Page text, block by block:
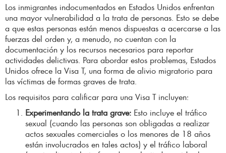
Los inmigrantes indocumentados en Estados Unidos enfrentan
una mayor vulnerabilidad a la trata de personas. Esto se debe
a que estas personas están menos dispuestas a acercarse a las
fuerzas del orden y, a menudo, no cuentan con la
documentación y los recursos necesarios para reportar
actividades delictivas. Para abordar estos problemas, Estados
Unidos ofrece la Visa T, una forma de alivio migratorio para
las víctimas de formas graves de trata.
Los requisitos para calificar para una Visa T incluyen:
Experimentando la trata grave: Esto incluye el tráfico
sexual (cuando las personas son obligadas a realizar
actos sexuales comerciales o los menores de 18 años
están involucrados en tales actos) y el tráfico laboral